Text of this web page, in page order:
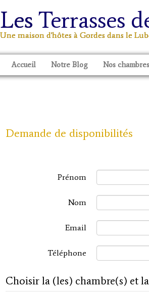
Les Terrasses
Une maison d'hôtes à Gordes dans le
Accueil Notre Blog Nos
Demande de disponibilités
Prénom
Nom
Email
Téléphone
Choisir la (les) chambre(s) et